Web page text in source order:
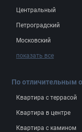
Центральный
Петроградский
Московский
показать все
По отличительным
Квартира с террасой
Квартира в центре
Квартира с камином